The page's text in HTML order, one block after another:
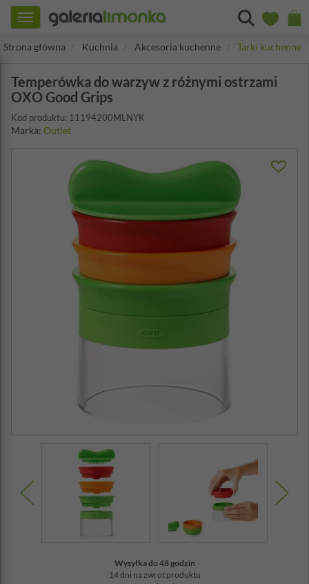
Toggle
navigation
Strona główna
Kuchnia Akcesoria kuchenne Tarki kuchenne
Temperówka do warzyw z różnymi ostrzami
OXO Good Grips
Kod produktu: 11194200MLNYK
Marka: Outlet
Wysyłka do 48 godzin
14 dni na zwrot produktu